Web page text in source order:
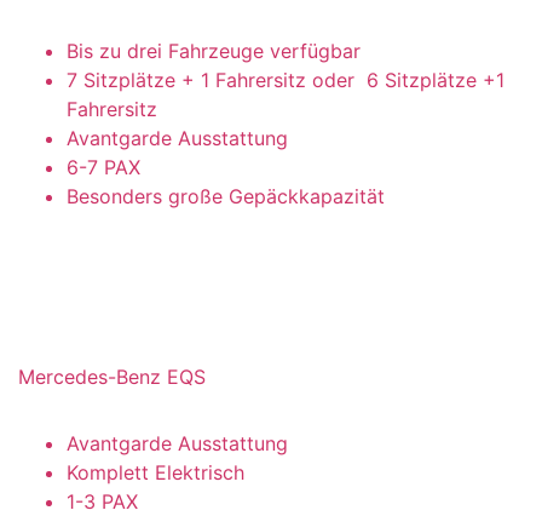
Bis zu drei Fahrzeuge verfügbar
7 Sitzplätze + 1 Fahrersitz oder 6 Sitzplätze +1
Fahrersitz
Avantgarde Ausstattung
6-7 PAX
Besonders große Gepäckkapazität
Mercedes-Benz EQS
Avantgarde Ausstattung
Komplett Elektrisch
1-3 PAX